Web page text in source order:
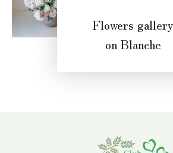
Flowers gallery
on Blanche